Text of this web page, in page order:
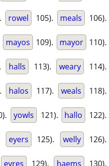
rowel 105). meals 106).
mayos 109). mayor 110).
halls 113). weary 114).
halos 117). weals 118).
yowls 121). hallo 122).
eyers 125). welly 126).
eyres 129). haems 130).